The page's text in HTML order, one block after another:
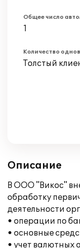
Общее число
1
Количество
Толстый
Описание
В ООО "Викос"
обработку
деятельности
• операции по
• основные
• учет валютных